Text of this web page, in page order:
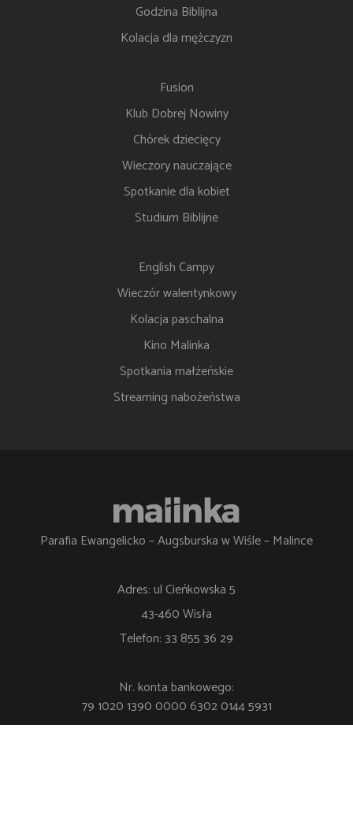
Godzina Biblijna
Kolacja dla mężczyzn
Fusion
Klub Dobrej Nowiny
Chórek dziecięcy
Wieczory nauczające
Spotkanie dla kobiet
Studium Biblijne
English Campy
Wieczór walentynkowy
Kolacja paschalna
Kino Malinka
Spotkania małżeńskie
Streaming nabożeństwa
Parafia Ewangelicko – Augsburska w Wiśle – Malince
Adres: ul Cieńkowska 5
43-460 Wisła
Telefon: 33 855 36 29
Nr. konta bankowego:
79 1020 1390 0000 6302 0144 5931